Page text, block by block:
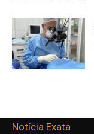
Notícia Exata